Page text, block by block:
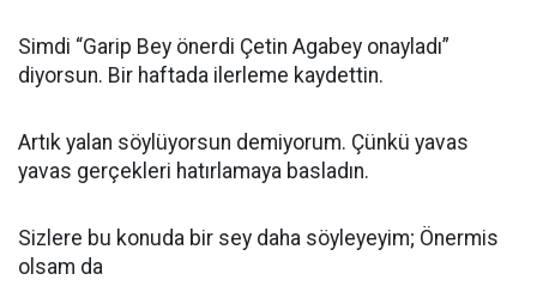
Simdi “Garip Bey önerdi Çetin Agabey onayladı”
diyorsun. Bir haftada ilerleme kaydettin.
Artık yalan söylüyorsun demiyorum. Çünkü yavas
yavas gerçekleri hatırlamaya basladın.
Sizlere bu konuda bir sey daha söyleyeyim; Önermis
olsam da